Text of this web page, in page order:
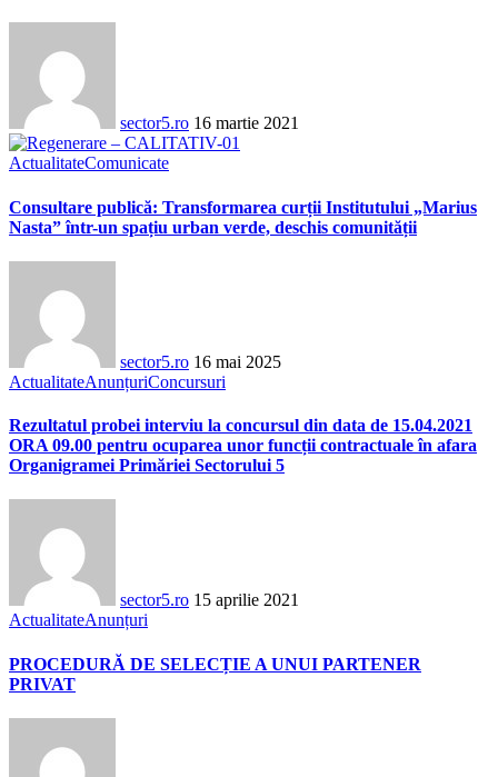
sector5.ro 16 martie 2021
ActualitateComunicate
Consultare publică: Transformarea curții Institutului „Marius
Nasta” într-un spațiu urban verde, deschis comunității
sector5.ro 16 mai 2025
ActualitateAnunțuriConcursuri
Rezultatul probei interviu la concursul din data de 15.04.2021
ORA 09.00 pentru ocuparea unor funcții contractuale în afara
Organigramei Primăriei Sectorului 5
sector5.ro 15 aprilie 2021
ActualitateAnunțuri
PROCEDURĂ DE SELECȚIE A UNUI PARTENER
PRIVAT